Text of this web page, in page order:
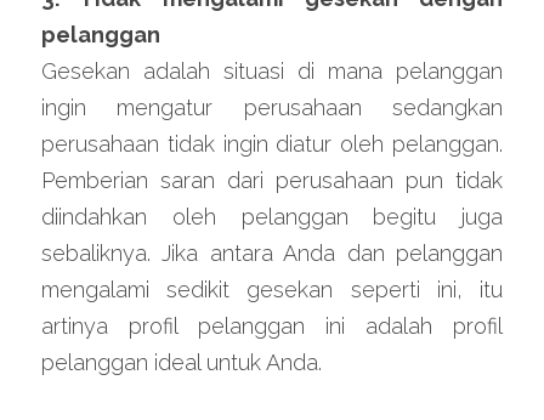
pelanggan
Gesekan adalah situasi di mana pelanggan
ingin mengatur perusahaan sedangkan
perusahaan tidak ingin diatur oleh pelanggan.
Pemberian saran dari perusahaan pun tidak
diindahkan oleh pelanggan begitu juga
sebaliknya. Jika antara Anda dan pelanggan
mengalami sedikit gesekan seperti ini, itu
artinya profil pelanggan ini adalah profil
pelanggan ideal untuk Anda.